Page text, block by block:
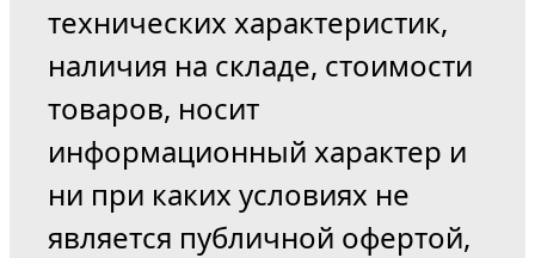
технических характеристик,
наличия на складе, стоимости
товаров, носит
информационный характер и
ни при каких условиях не
является публичной офертой,